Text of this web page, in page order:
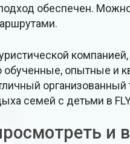
обеспечен.
опытные и
организованный
семей с детьми в